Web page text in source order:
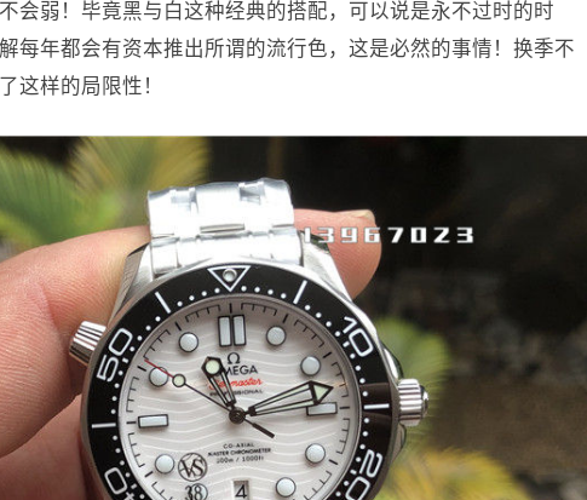
会弱！毕竟黑与白这种经典的搭配，可以说是永不过时的时
每年都会有资本推出所谓的流行色，这是必然的事情！换季不
这样的局限性！